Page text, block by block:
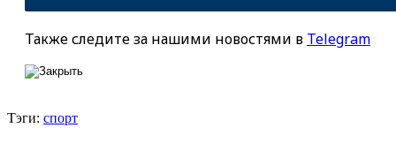
Также следите за нашими новостями в Telegram
Тэги: спорт